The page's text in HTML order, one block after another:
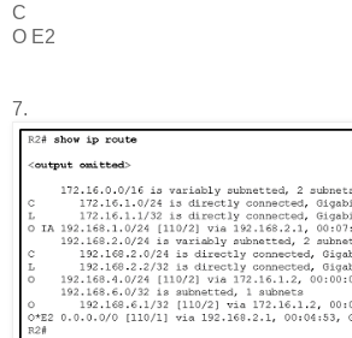
C
O E2
7.